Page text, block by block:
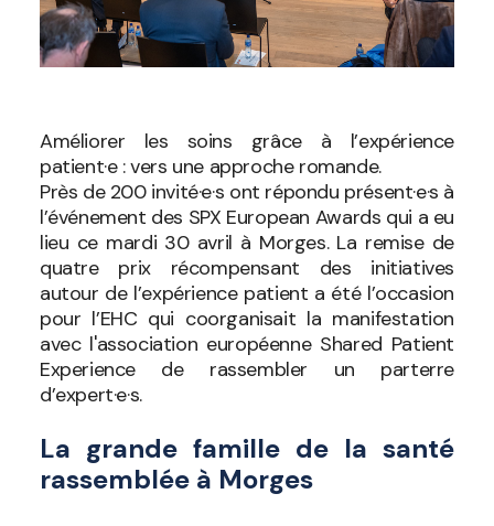
Améliorer les soins grâce à l’expérience
patient·e : vers une approche romande.
Près de 200 invité·e·s ont répondu présent·e·s à
l’événement des SPX European Awards qui a eu
lieu ce mardi 30 avril à Morges. La remise de
quatre prix récompensant des initiatives
autour de l’expérience patient a été l’occasion
pour l’EHC qui coorganisait la manifestation
avec l'association européenne Shared Patient
Experience de rassembler un parterre
d’expert·e·s.
La grande famille de la santé
rassemblée à Morges